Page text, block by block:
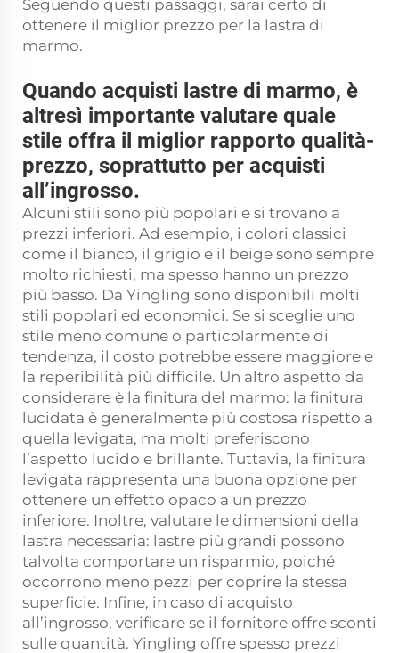
Seguendo questi passaggi, sarai certo di
ottenere il miglior prezzo per la lastra di
marmo.
Quando acquisti lastre di marmo, è
altresì importante valutare quale
stile offra il miglior rapporto qualità-
prezzo, soprattutto per acquisti
all’ingrosso.
Alcuni stili sono più popolari e si trovano a
prezzi inferiori. Ad esempio, i colori classici
come il bianco, il grigio e il beige sono sempre
molto richiesti, ma spesso hanno un prezzo
più basso. Da Yingling sono disponibili molti
stili popolari ed economici. Se si sceglie uno
stile meno comune o particolarmente di
tendenza, il costo potrebbe essere maggiore e
la reperibilità più difficile. Un altro aspetto da
considerare è la finitura del marmo: la finitura
lucidata è generalmente più costosa rispetto a
quella levigata, ma molti preferiscono
l’aspetto lucido e brillante. Tuttavia, la finitura
levigata rappresenta una buona opzione per
ottenere un effetto opaco a un prezzo
inferiore. Inoltre, valutare le dimensioni della
lastra necessaria: lastre più grandi possono
talvolta comportare un risparmio, poiché
occorrono meno pezzi per coprire la stessa
superficie. Infine, in caso di acquisto
all’ingrosso, verificare se il fornitore offre sconti
sulle quantità. Yingling offre spesso prezzi